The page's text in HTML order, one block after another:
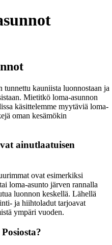
kauniista luonnostaan ja
Mietitkö loma-asunnon
käsittelemme myytäviä loma-
oman kesämökin
ainutlaatuisen
ovat esimerkiksi
loma-asunto järven rannalla
luonnon keskellä. Lähellä
ja hiihtoladut tarjoavat
ympäri vuoden.